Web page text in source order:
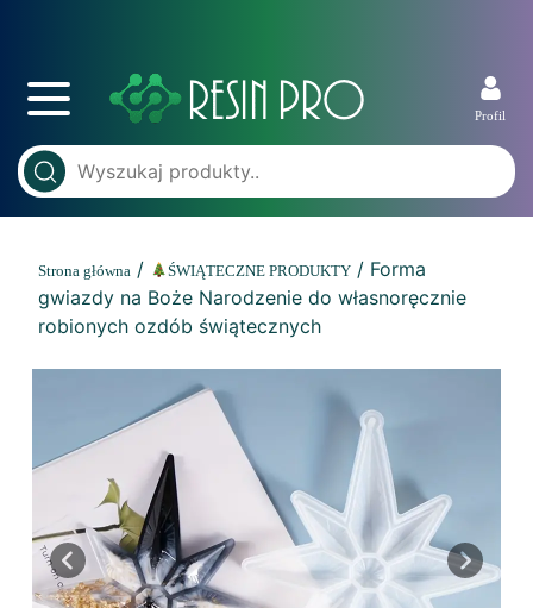
Profil
Strona główna / ŚWIĄTECZNE PRODUKTY/ Forma
gwiazdy na Boże Narodzenie do własnoręcznie
robionych ozdób świątecznych
Previous Next